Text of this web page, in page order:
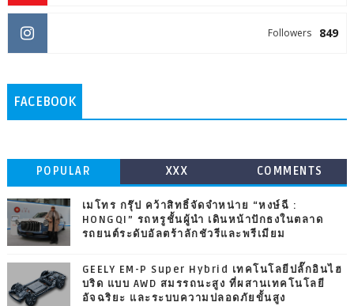
849
Followers
FACEBOOK
POPULAR XXX COMMENTS
เมโทร กรุ๊ป คว้าสิทธิ์จัดจำหน่าย “หงษ์ฉี :
HONGQI” รถหรูชั้นผู้นำ เดินหน้าปักธงในตลาด
รถยนต์ระดับอัลตร้าลักชัวรีและพรีเมียม
GEELY EM-P Super Hybrid เทคโนโลยีปลั๊กอินไฮ
บริด แบบ AWD สมรรถนะสูง ที่ผสานเทคโนโลยี
อัจฉริยะ และระบบความปลอดภัยขั้นสูง